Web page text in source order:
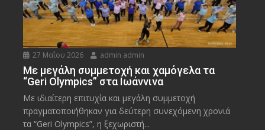
27 Μαΐου 2026 admin admin
Με μεγάλη συμμετοχή και χαμόγελα τα
“Geri Olympics” στα Ιωάννινα
Με ιδιαίτερη επιτυχία και μεγάλη συμμετοχή
πραγματοποιήθηκαν για δεύτερη συνεχόμενη χρονιά
τα “Geri Olympics”, η ξεχωριστή...